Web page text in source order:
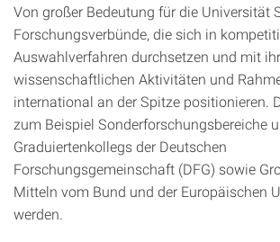
Von großer Bedeutung für die Universität
Forschungsverbünde, die sich in
Auswahlverfahren durchsetzen und mit
wissenschaftlichen Aktivitäten und
international an der Spitze positionieren.
zum Beispiel Sonderforschungsbereiche
Graduiertenkollegs der Deutschen
Forschungsgemeinschaft (DFG) sowie
Mitteln vom Bund und der Europäischen
werden.